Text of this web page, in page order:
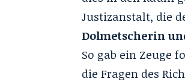
Justizanstalt, die
Dolmetscherin
So gab ein Zeuge
die Fragen des